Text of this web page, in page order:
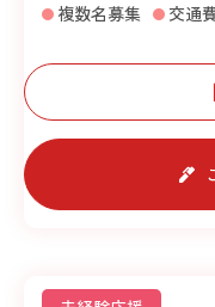
複数名募集
交通